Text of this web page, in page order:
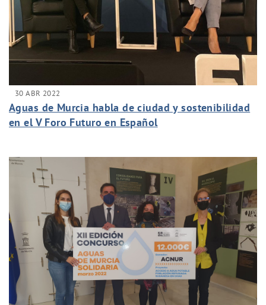
30 ABR 2022
Aguas de Murcia habla de ciudad y sostenibilidad
en el V Foro Futuro en Español